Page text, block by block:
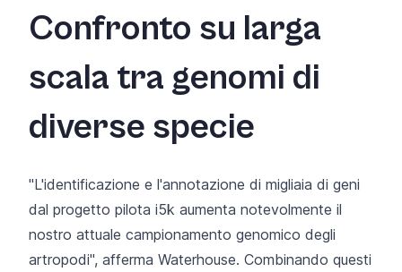
Confronto su larga
scala tra genomi di
diverse specie
"L'identificazione e l'annotazione di migliaia di geni
dal progetto pilota i5k aumenta notevolmente il
nostro attuale campionamento genomico degli
artropodi", afferma Waterhouse. Combinando questi